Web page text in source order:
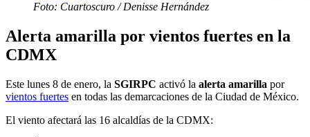
Foto: Cuartoscuro / Denisse Hernández
Alerta amarilla por vientos fuertes en la
CDMX
Este lunes 8 de enero, la SGIRPC activó la alerta amarilla por
vientos fuertes en todas las demarcaciones de la Ciudad de México.
El viento afectará las 16 alcaldías de la CDMX: